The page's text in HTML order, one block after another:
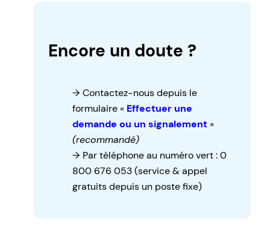
Encore un doute ?
Contactez-nous depuis le
formulaire « Effectuer une
demande ou un signalement »
(recommandé)
Par téléphone au numéro vert : 0
800 676 053 (service & appel
gratuits depuis un poste fixe)